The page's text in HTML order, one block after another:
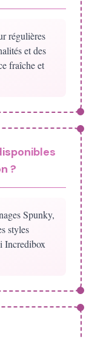
régulières
et des
fraîche et
?
Spunky,
styles
Incredibox